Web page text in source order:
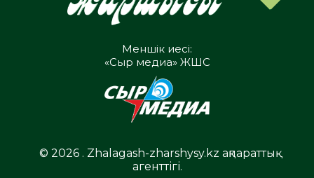
Меншік иесі:
«Сыр медиа» ЖШС
© 2026 . Zhalagash-zharshysy.kz ақпараттық
агенттігі.